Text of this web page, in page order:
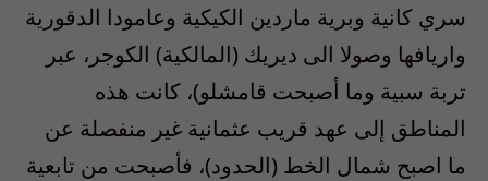
سري كانية وبرية ماردين الكيكية وعامودا الدقورية
واريافها وصولا الى ديريك (المالكية) الكوجر ، عبر
تربة سبية وما أصبحت قامشلو)، كانت هذه
المناطق إلى عهد قريب عثمانية غير منفصلة عن
ما اصبح شمال الخط (الحدود)، فأصبحت من تابعية